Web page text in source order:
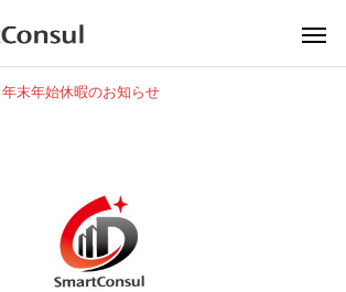
年末年始休暇のお知らせ